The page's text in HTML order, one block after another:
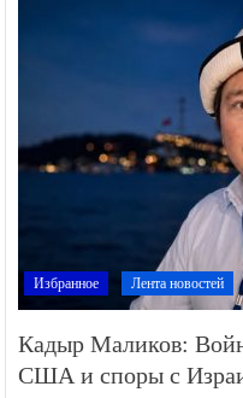
Избранное Лента новостей
Кадыр Маликов:
США и споры с